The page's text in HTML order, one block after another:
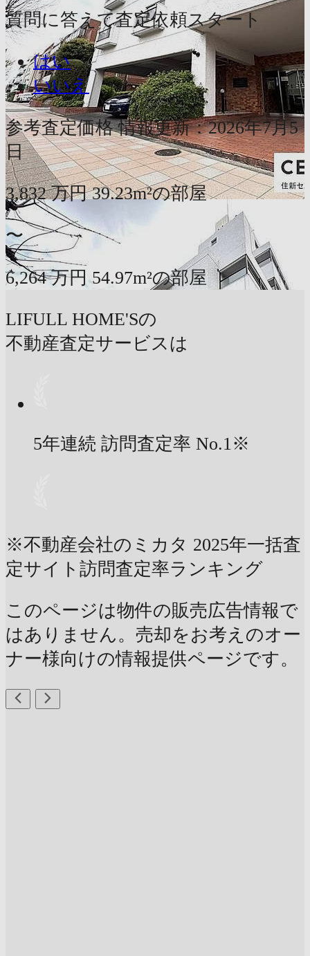
質問に答えて査定依頼スタート
はい
いいえ
参考査定価格 情報更新：2026年7月5
日
3,832 万円 39.23m²の部屋
〜
6,264 万円 54.97m²の部屋
LIFULL HOME'Sの
不動産査定サービスは
5年連続 訪問査定率 No.1※
※不動産会社のミカタ 2025年一括査
定サイト訪問査定率ランキング
このページは物件の販売広告情報で
はありません。売却をお考えのオー
ナー様向けの情報提供ページです。